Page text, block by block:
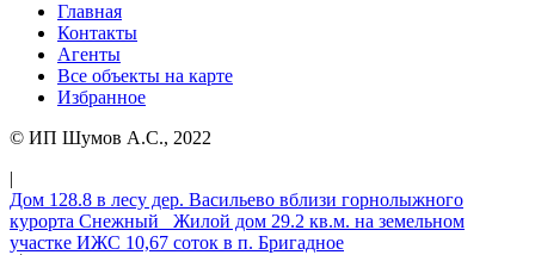
Главная
Контакты
Агенты
Все объекты на карте
Избранное
© ИП Шумов А.С., 2022
|
Дом 128.8 в лесу дер. Васильево вблизи горнолыжного
курорта Снежный
Жилой дом 29.2 кв.м. на земельном
участке ИЖС 10,67 соток в п. Бригадное